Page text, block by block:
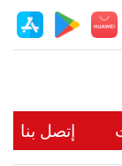
إتصل بنا